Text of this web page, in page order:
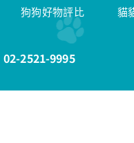
狗狗好物評比 貓
02-2521-9995